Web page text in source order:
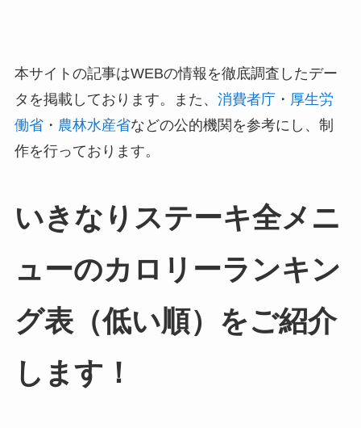
本サイトの記事はWEBの情報を徹底調査したデー
タを掲載しております。また、 消費者庁・ 厚生労
働省・ 農林水産省などの公的機関を参考にし、制
作を行っております。
いきなりステーキ全メニ
ューのカロリーランキン
グ表（低い順）をご紹介
します！